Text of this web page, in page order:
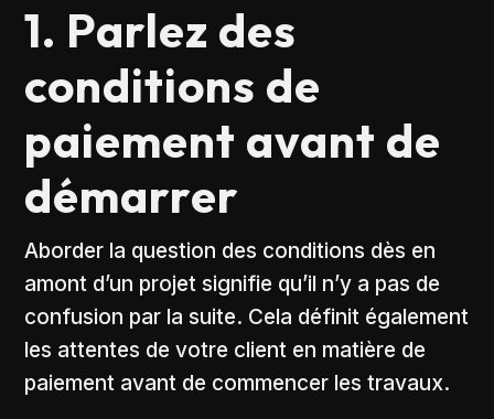
1. Parlez des
conditions de
paiement avant de
démarrer
Aborder la question des conditions dès en
amont d’un projet signifie qu’il n’y a pas de
confusion par la suite. Cela définit également
les attentes de votre client en matière de
paiement avant de commencer les travaux.